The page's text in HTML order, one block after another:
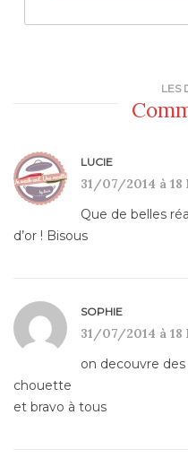
LES
LUCIE
31/07/2014 à 18
Que de belles
d’or ! Bisous
SOPHIE
31/07/2014 à 18
on decouvre
chouette
et bravo à tous